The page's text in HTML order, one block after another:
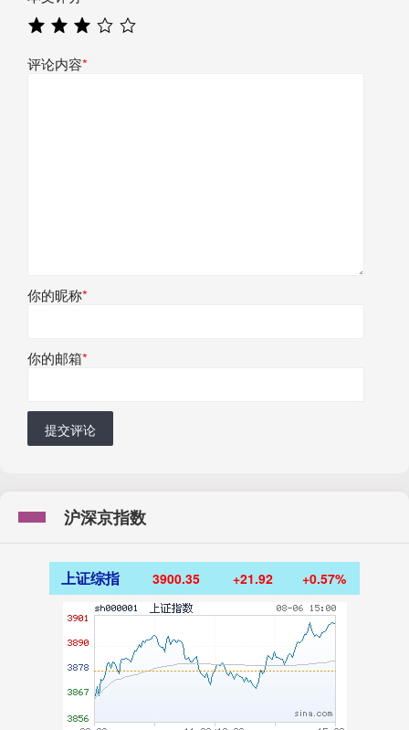
评论内容*
你的昵称*
你的邮箱*
提交评论
沪深京指数
上证综指 3900.35 +21.92 +0.57%